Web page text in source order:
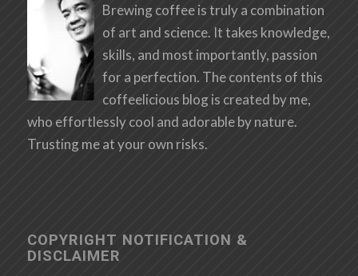
Brewing coffee is truly a combination
of art and science. It takes knowledge,
skills, and most importantly, passion
for a perfection. The contents of this
coffeelicious blog is created by me,
who effortlessly cool and adorable by nature.
Trusting me at your own risks.
COPYRIGHT NOTIFICATION &
DISCLAIMER